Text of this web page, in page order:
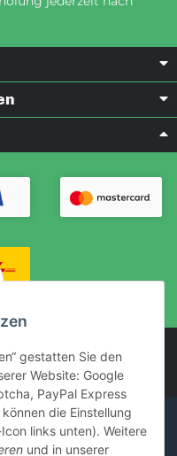
gestatten Sie den
Website: Google
PayPal Express
die Einstellung
links unten). Weitere
und in unserer